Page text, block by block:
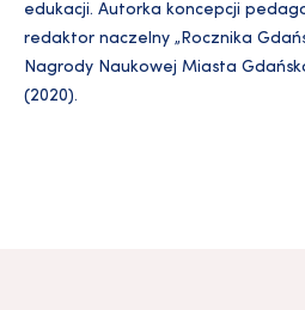
edukacji. Autorka koncepcji
redaktor naczelny „Rocznika
Nagrody Naukowej Miasta
(2020).